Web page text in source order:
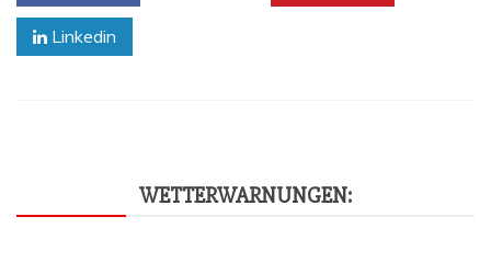
Linkedin
WET­TER­WAR­NUN­GEN: